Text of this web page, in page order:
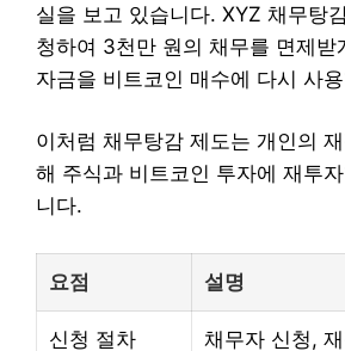
실을 보고 있습니다. XYZ 채무탕
청하여 3천만 원의 채무를 면제받
자금을 비트코인 매수에 다시 사
이처럼 채무탕감 제도는 개인의
해 주식과 비트코인 투자에 재투
니다.
요점 설명
신청 절차 채무자 신청,